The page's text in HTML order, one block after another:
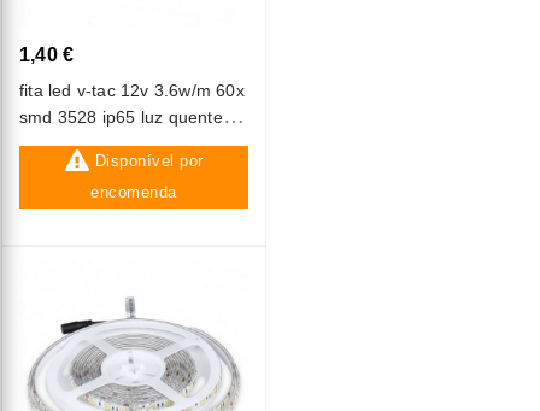
1,40 €
fita led v-tac 12v 3.6w/m 60x
smd 3528 ip65 luz quente
(3000k)
Disponível por
encomenda